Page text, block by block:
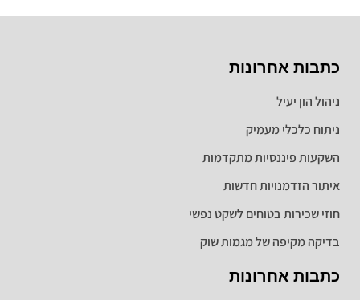
כתבות אחרונות
כתבות אחרונות
ניהול הון יעיל
ניתוח כלכלי מעמיק
השקעות פיננסיות מתקדמות
איתור הזדמנויות חדשות
חוזי שכירות בטוחים לשקט נפשי
בדיקה מקיפה של מגמות שוק